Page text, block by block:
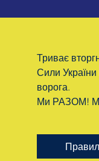
Триває
Сили України
ворога.
Ми РАЗОМ!